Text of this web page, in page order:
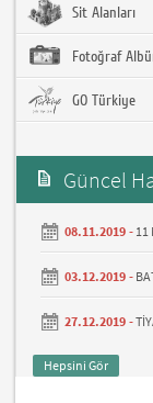
Sit Alanları
Fotoğraf
GO Türkiye
Güncel
08.11.2019 - 11
03.12.2019 -
27.12.2019 -
Hepsini Gör